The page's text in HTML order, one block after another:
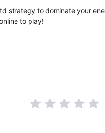
strategy to dominate your ene
to play!